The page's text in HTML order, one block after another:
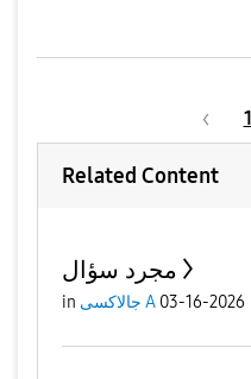
1
Related Content
مجرد سؤال
in جالاكسى A 03-16-2026